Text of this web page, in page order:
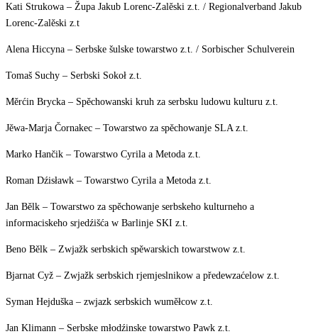
Kati Strukowa – Župa Jakub Lorenc-Zalěski z.t. / Regionalverband Jakub
Lorenc-Zalěski z.t
Alena Hiccyna – Serbske šulske towarstwo z.t. / Sorbischer Schulverein
Tomaš Suchy – Serbski Sokoł z.t.
Měrćin Brycka – Spěchowanski kruh za serbsku ludowu kulturu z.t.
Jěwa-Marja Čornakec – Towarstwo za spěchowanje SLA z.t.
Marko Hančik – Towarstwo Cyrila a Metoda z.t.
Roman Dźisławk – Towarstwo Cyrila a Metoda z.t.
Jan Bělk – Towarstwo za spěchowanje serbskeho kulturneho a
informaciskeho srjedźišća w Barlinje SKI z.t.
Beno Bělk – Zwjažk serbskich spěwarskich towarstwow z.t.
Bjarnat Cyž – Zwjažk serbskich rjemjeslnikow a předewzaćelow z.t.
Syman Hejduška – zwjazk serbskich wuměłcow z.t.
Jan Klimann – Serbske młodźinske towarstwo Pawk z.t.